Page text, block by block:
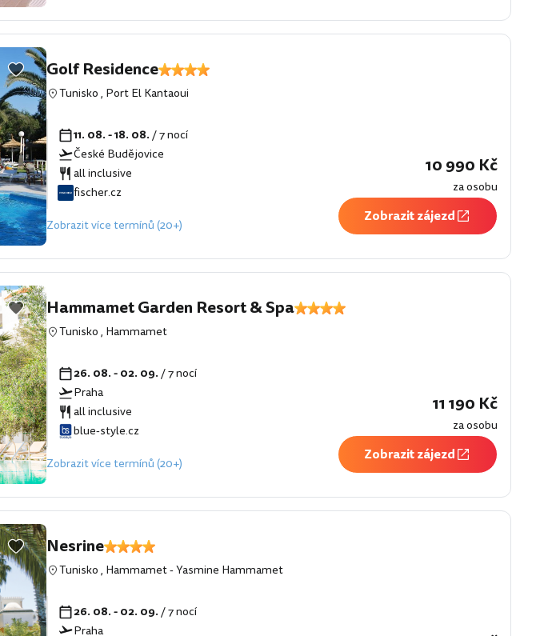
Golf Residence
Tunisko, Port El Kantaoui
11. 08. - 18. 08./ 7 nocí
České Budějovice
all inclusive
fischer.cz
Zobrazit více termínů (20+)
10 990 Kč
za osobu
Zobrazit zájezd
Hammamet Garden Resort & Spa
Tunisko, Hammamet
26. 08. - 02. 09./ 7 nocí
Praha
all inclusive
blue-style.cz
Zobrazit více termínů (20+)
11 190 Kč
za osobu
Zobrazit zájezd
Nesrine
Tunisko, Hammamet-Yasmine Hammamet
26. 08. - 02. 09./ 7 nocí
Praha